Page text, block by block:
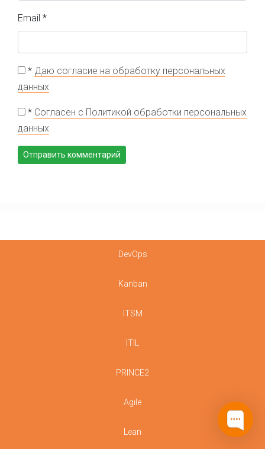
Email *
* Даю согласие на обработку персональных
данных
* Согласен с Политикой обработки персональных
данных
DevOps
Kanban
ITSM
ITIL
PRINCE2
Agile
Lean